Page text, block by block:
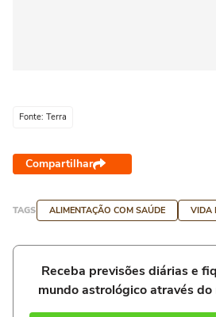
Fonte: Terra
Compartilhar
TAGS ALIMENTAÇÃO COM SAÚDE VIDA
Receba previsões diárias e
mundo astrológico através do